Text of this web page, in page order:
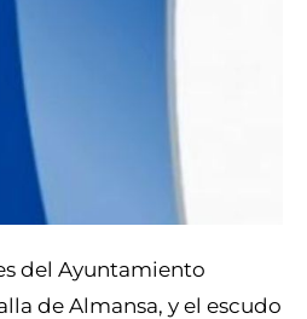
del Ayuntamiento
de Almansa, y el escudo